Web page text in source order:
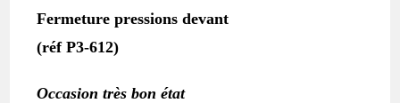
Fermeture pressions devant
(réf P3-612)
Occasion très bon état